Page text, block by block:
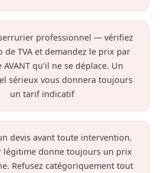
professionnel — vérifiez
de TVA et demandez le prix par
qu'il ne se déplace. Un
sérieux vous donnera toujours
un tarif indicatif
devis avant toute intervention.
légitime donne toujours un prix
Refusez catégoriquement tout